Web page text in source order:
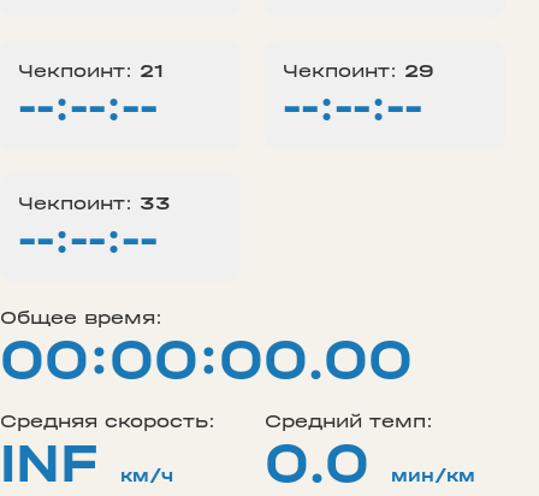
Чекпоинт: 21
--:--:--
Чекпоинт: 29
--:--:--
Чекпоинт: 33
--:--:--
Общее время:
00:00:00.00
Средняя скорость:
INF км/ч
Средний темп:
0.0 мин/км